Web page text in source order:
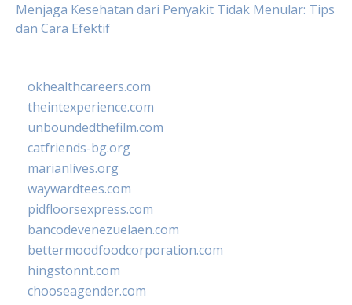
Menjaga Kesehatan dari Penyakit Tidak Menular: Tips
dan Cara Efektif
okhealthcareers.com
theintexperience.com
unboundedthefilm.com
catfriends-bg.org
marianlives.org
waywardtees.com
pidfloorsexpress.com
bancodevenezuelaen.com
bettermoodfoodcorporation.com
hingstonnt.com
chooseagender.com